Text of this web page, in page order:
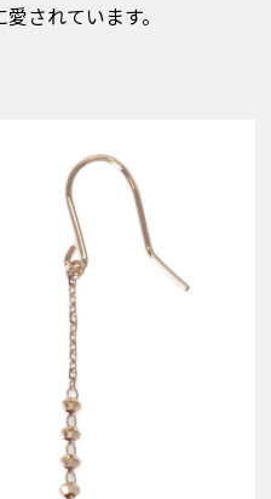
されています。